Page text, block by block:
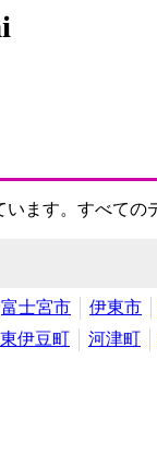
ます。すべて
富士宮市 伊東市
東伊豆町 河津町